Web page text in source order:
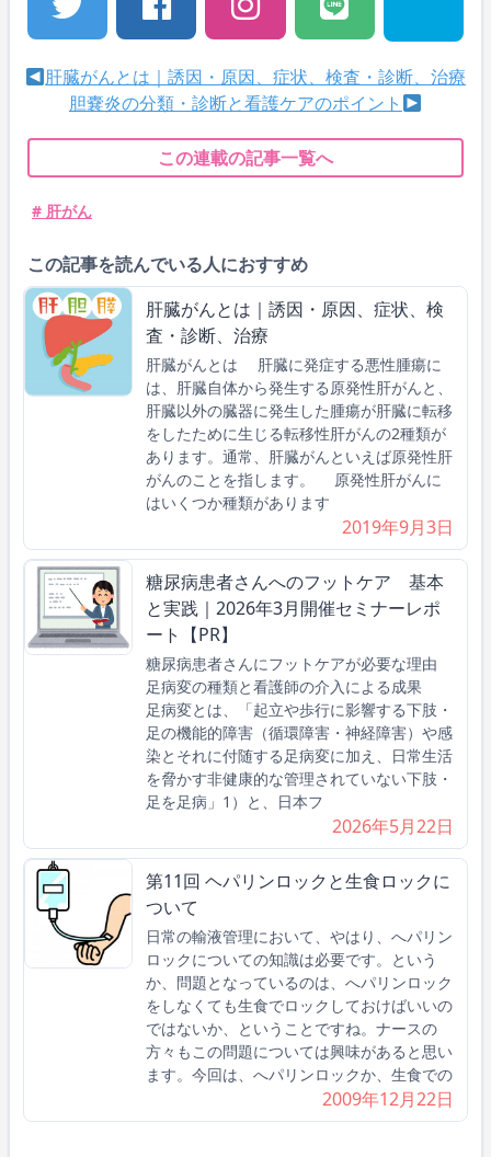
肝臓がんとは｜誘因・原因、症状、検査・診断、治療
胆嚢炎の分類・診断と看護ケアのポイント
この連載の記事一覧へ
# 肝がん
この記事を読んでいる人におすすめ
肝臓がんとは｜誘因・原因、症状、検
査・診断、治療
肝臓がんとは 肝臓に発症する悪性腫瘍に
は、肝臓自体から発生する原発性肝がんと、
肝臓以外の臓器に発生した腫瘍が肝臓に転移
をしたために生じる転移性肝がんの2種類が
あります。通常、肝臓がんといえば原発性肝
がんのことを指します。 原発性肝がんに
はいくつか種類があります
2019年9月3日
糖尿病患者さんへのフットケア 基本
と実践｜2026年3月開催セミナーレポ
ート【PR】
糖尿病患者さんにフットケアが必要な理由
足病変の種類と看護師の介入による成果
足病変とは、「起立や歩行に影響する下肢・
足の機能的障害（循環障害・神経障害）や感
染とそれに付随する足病変に加え、日常生活
を脅かす非健康的な管理されていない下肢・
足を足病」1）と、日本フ
2026年5月22日
第11回 ヘパリンロックと生食ロックに
ついて
日常の輸液管理において、やはり、へパリン
ロックについての知識は必要です。という
か、問題となっているのは、へパリンロック
をしなくても生食でロックしておけばいいの
ではないか、ということですね。ナースの
方々もこの問題については興味があると思い
ます。今回は、へパリンロックか、生食での
2009年12月22日